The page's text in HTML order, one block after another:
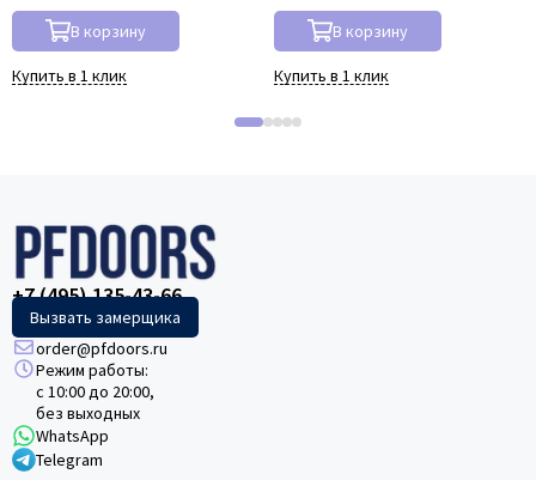
В корзину
Купить в 1 клик
В корзину
Купить в 1 клик
+7 (495) 135-43-66
Вызвать замерщика
order@pfdoors.ru
Режим работы:
с 10:00 до 20:00,
без выходных
WhatsApp
Telegram